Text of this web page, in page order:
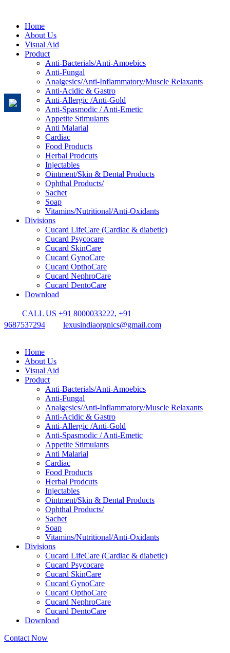
Home
About Us
Visual Aid
Product
Anti-Bacterials/Anti-Amoebics
Anti-Fungal
Analgesics/Anti-Inflammatory/Muscle Relaxants
Anti-Acidic & Gastro
Anti-Allergic /Anti-Gold
Anti-Spasmodic / Anti-Emetic
Appetite Stimulants
Anti Malarial
Cardiac
Food Products
Herbal Prodcuts
Injectables
Ointment/Skin & Dental Products
Ophthal Products/
Sachet
Soap
Vitamins/Nutritional/Anti-Oxidants
Divisions
Cucard LifeCare (Cardiac & diabetic)
Cucard Psycocare
Cucard SkinCare
Cucard GynoCare
Cucard OpthoCare
Cucard NephroCare
Cucard DentoCare
Download
CALL US +91 8000033222, +91
9687537294
lexusindiaorgnics@gmail.com
Home
About Us
Visual Aid
Product
Anti-Bacterials/Anti-Amoebics
Anti-Fungal
Analgesics/Anti-Inflammatory/Muscle Relaxants
Anti-Acidic & Gastro
Anti-Allergic /Anti-Gold
Anti-Spasmodic / Anti-Emetic
Appetite Stimulants
Anti Malarial
Cardiac
Food Products
Herbal Prodcuts
Injectables
Ointment/Skin & Dental Products
Ophthal Products/
Sachet
Soap
Vitamins/Nutritional/Anti-Oxidants
Divisions
Cucard LifeCare (Cardiac & diabetic)
Cucard Psycocare
Cucard SkinCare
Cucard GynoCare
Cucard OpthoCare
Cucard NephroCare
Cucard DentoCare
Download
Contact Now